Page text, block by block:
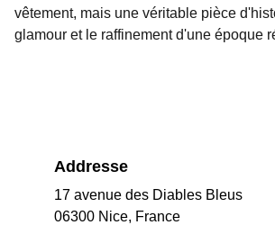
vêtement, mais une véritable pièce
glamour et le raffinement d'une époque
Addresse
17 avenue des Diables Bleus
06300 Nice, France